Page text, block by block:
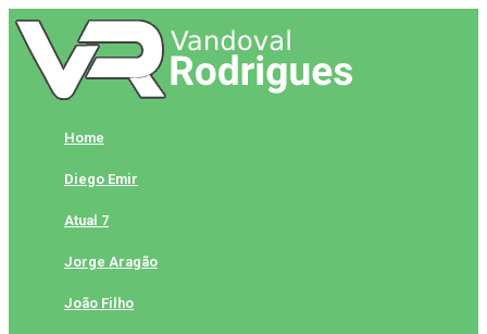
Skip
to
content
Home
Diego Emir
Atual 7
Jorge Aragão
João Filho